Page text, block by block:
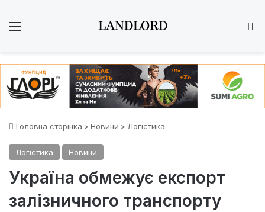
Головна сторінка > Новини > Логістика
Логістика Новини
Україна обмежує експорт
залізничного транспорту